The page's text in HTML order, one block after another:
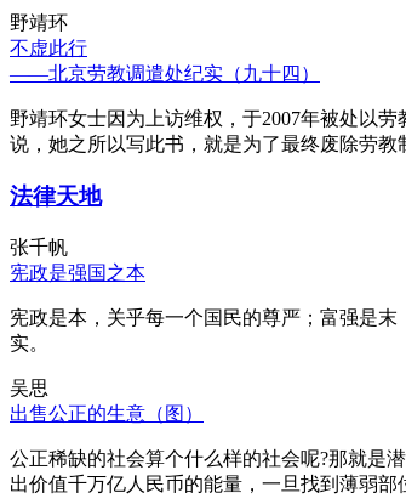
野靖环
不虚此行
——北京劳教调遣处纪实（九十四）
野靖环女士因为上访维权，于2007年被处以
说，她之所以写此书，就是为了最终废除劳教
法律天地
张千帆
宪政是强国之本
宪政是本，关乎每一个国民的尊严；富强是
实。
吴思
出售公正的生意（图）
公正稀缺的社会算个什么样的社会呢?那就是
出价值千万亿人民币的能量，一旦找到薄弱部